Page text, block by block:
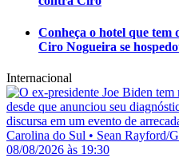
Conheça o hotel que tem
Ciro Nogueira se
Internacional
08/08/2026 às 19:30